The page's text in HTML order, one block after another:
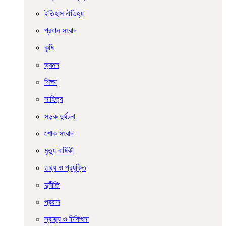
ইতিহাস ঐতিহ্য
প্রধান সংবাদ
কৃষি
ভ্রমন
শিক্ষা
সাহিত্য
সড়ক দুর্ঘটনা
শোক সংবাদ
মৃত্যু বার্ষিকী
তথ্য ও প্রযুক্তি
দুর্নীতি
প্রবাস
স্বাস্থ্য ও চিকিৎসা